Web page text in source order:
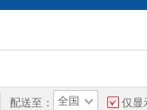
配送至： 全国 仅显